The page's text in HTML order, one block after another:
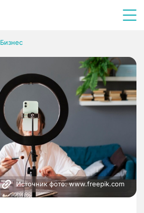
Бизнес
Источник фото: www.freepik.com